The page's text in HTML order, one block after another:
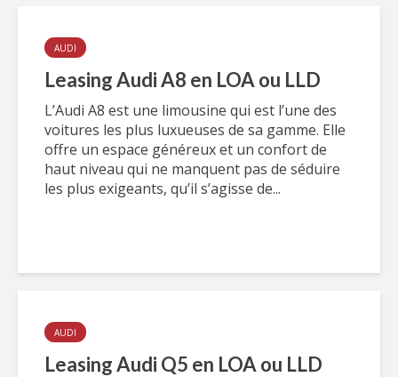
AUDI
Leasing Audi A8 en LOA ou LLD
L’Audi A8 est une limousine qui est l’une des
voitures les plus luxueuses de sa gamme. Elle
offre un espace généreux et un confort de
haut niveau qui ne manquent pas de séduire
les plus exigeants, qu’il s’agisse de...
AUDI
Leasing Audi Q5 en LOA ou LLD